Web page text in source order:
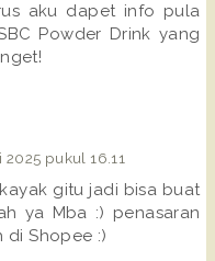
aku dapet info pula
Powder Drink yang
2025 pukul 16.11
gitu jadi bisa buat
ya Mba :) penasaran
di Shopee :)